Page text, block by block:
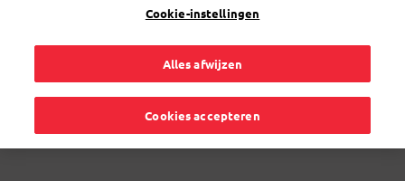
Deze verklaring is van toepassing op de iOS- en
Android-versies van de mobiele My bpost app.
Cookie-instellingen
Alles afwijzen
Cookies accepteren